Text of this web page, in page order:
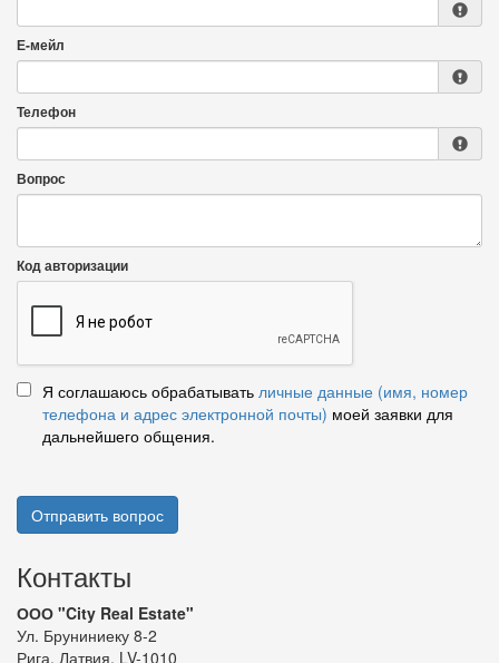
Е-мейл
Телефон
Вопрос
Код авторизации
Я соглашаюсь обрабатывать личные данные (имя, номер
телефона и адрес электронной почты) моей заявки для
дальнейшего общения.
Отправить вопрос
Контакты
ООО "City Real Estate"
Ул. Бруниниеку 8-2
Рига, Латвия, LV-1010